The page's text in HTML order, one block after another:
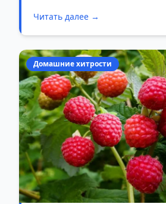
Читать далее →
Домашние хитрости